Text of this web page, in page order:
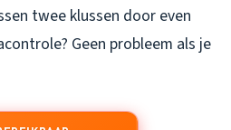
twee klussen door even
Geen probleem als je